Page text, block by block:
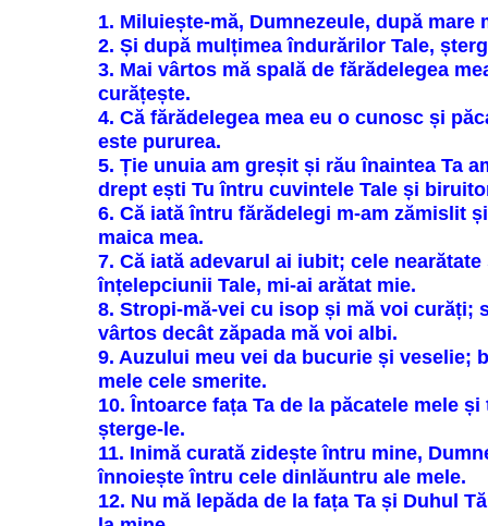
1. Miluiește-mă, Dumnezeule, după mare
2. Și după mulțimea îndurărilor Tale,
3. Mai vârtos mă spală de fărădelegea
curățește.
4. Că fărădelegea mea eu o cunosc și
este pururea.
5. Ție unuia am greșit și rău înaintea Ta
drept ești Tu întru cuvintele Tale și
6. Că iată întru fărădelegi m-am zămislit
maica mea.
7. Că iată adevarul ai iubit; cele
înțelepciunii Tale, mi-ai arătat mie.
8. Stropi-mă-vei cu isop și mă voi curăți;
vârtos decât zăpada mă voi albi.
9. Auzului meu vei da bucurie și veselie;
mele cele smerite.
10. Întoarce fața Ta de la păcatele mele
șterge-le.
11. Inimă curată zidește întru mine,
înnoiește întru cele dinlăuntru ale mele.
12. Nu mă lepăda de la fața Ta și Duhul